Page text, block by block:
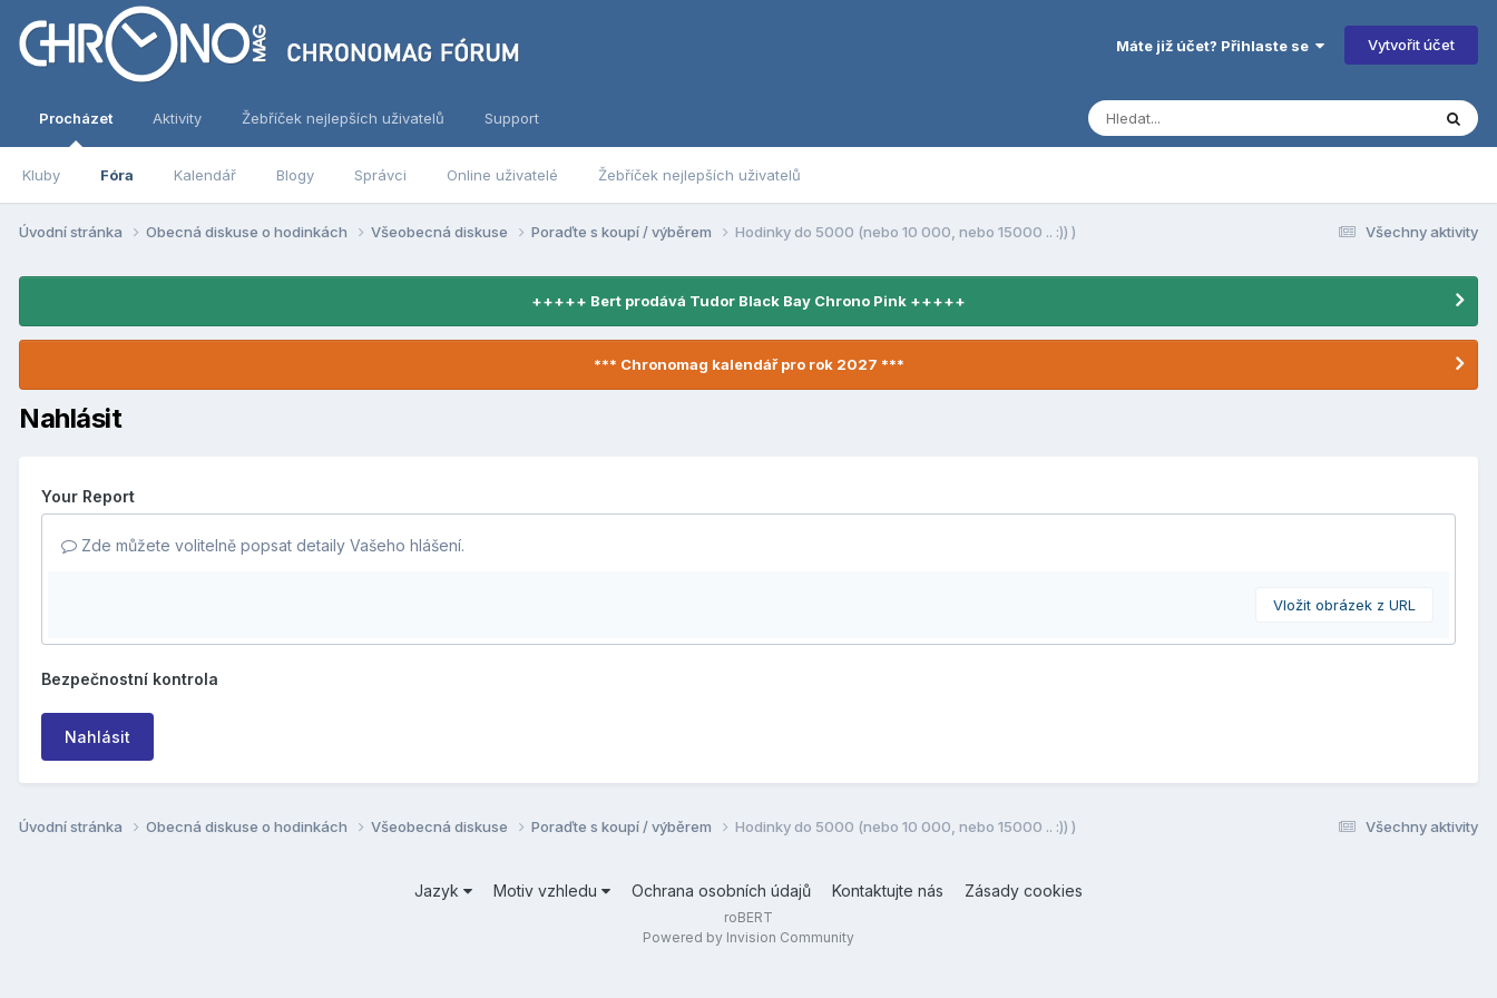
Máte již účet? Přihlaste se Vytvořit účet
Procházet
Kluby Fóra Kalendář Blogy Správci Online uživatelé Žebříček nejlepších uživatelů
Aktivity Žebříček nejlepších uživatelů Support
Všechny aktivity
Úvodní stránka Obecná diskuse o hodinkách Všeobecná diskuse Poraďte s koupí / výběrem Hodinky do 5000 (nebo 10 000, nebo 15000 .. :)) )
+++++ Bert prodává Tudor Black Bay Chrono Pink +++++
*** Chronomag kalendář pro rok 2027 ***
Nahlásit
Your Report
Zde můžete volitelně popsat detaily Vašeho hlášení.
Vložit obrázek z URL
Bezpečnostní kontrola
Nahlásit
Všechny aktivity
Úvodní stránka Obecná diskuse o hodinkách Všeobecná diskuse Poraďte s koupí / výběrem Hodinky do 5000 (nebo 10 000, nebo 15000 .. :)) )
Jazyk Motiv vzhledu Ochrana osobních údajů Kontaktujte nás Zásady cookies
roBERT
Powered by Invision Community